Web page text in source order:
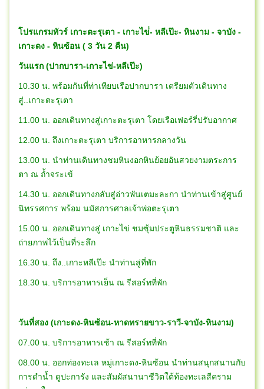
โปรแกรมทัวร์ เกาะตะรุเตา - เกาะไข่่- หลีเป๊ะ- หินงาม - จาบัง -
เกาะดง - หินซ้อน ( 3 วัน 2 คืน)
วันแรก (ปากบารา-เกาะไข่-หลีเป๊ะ)
10.30 น. พร้อมกันที่ท่าเทียบเรือปากบารา เตรียมตัวเดินทาง
สู่..เกาะตะรุเตา
11.00 น. ออกเดินทางสู่เกาะตะรุเตา โดยเรือเฟอร์รี่ปรับอากาศ
12.00 น. ถึงเกาะตะรุเตา บริการอาหารกลางวัน
13.00 น. นำท่านเดินทางชมหินงอกหินย้อยอันสวยงามตระการ
ตา ณ ถ้ำจระเข้
14.30 น. ออกเดินทางกลับสู่อ่าวพันเตมะละกา นำท่านเข้าสู่ศูนย์
นิทรรศการ พร้อม นมัสการศาลเจ้าพ่อตะรุเตา
15.00 น. ออกเดินทางสู่ เกาะไข่ ชมซุ้มประตูหินธรรมชาติ และ
ถ่ายภาพไว้เป็นที่ระลึก
16.30 น. ถึง..เกาะหลีเป๊ะ นำท่านสู่ที่พัก
18.30 น. บริการอาหารเย็น ณ รีสอร์ทที่พัก
วันที่สอง (เกาะดง-หินซ้อน-หาดทรายขาว-ราวี-จาบัง-หินงาม)
07.00 น. บริการอาหารเช้า ณ รีสอร์ทที่พัก
08.00 น. ออกท่องทะเล หมู่เกาะดง-หินซ้อน นำท่านสนุกสนานกับ
การดำน้ำ ดูปะการัง และสัมผัสนานาชีวิตใต้ท้องทะเลสีคราม